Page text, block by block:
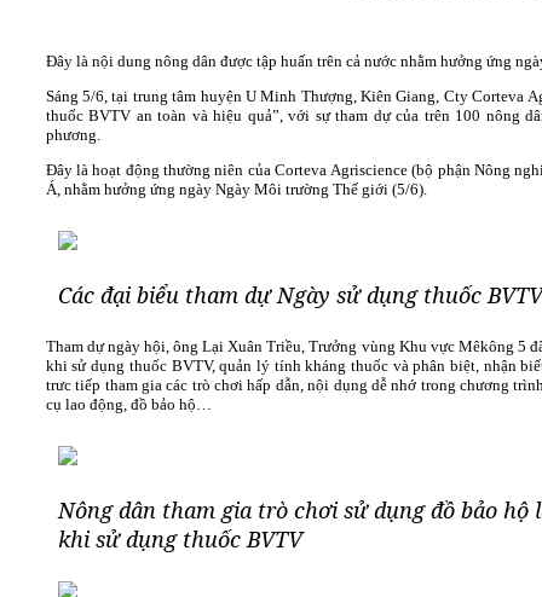
Đây là nội dung nông dân được tập huấn trên cả nước nhằm hưởng ứng
Sáng 5/6, tại trung tâm huyện U Minh Thượng, Kiên Giang, Cty Corteva
thuốc BVTV an toàn và hiệu quả”, với sự tham dự của trên 100 nông
phương.
Đây là hoạt động thường niên của Corteva Agriscience (bộ phận Nông
Á, nhằm hưởng ứng ngày Ngày Môi trường Thế giới (5/6).
Các đại biểu tham dự Ngày sử dụng thuốc
Tham dự ngày hội, ông Lại Xuân Triều, Trưởng vùng Khu vực Mêkông 5
khi sử dụng thuốc BVTV, quản lý tính kháng thuốc và phân biệt, nhận
trưc tiếp tham gia các trò chơi hấp dẫn, nội dụng dễ nhớ trong chương
cụ lao động, đồ bảo hộ…
Nông dân tham gia trò chơi sử dụng đồ bảo hộ
khi sử dụng thuốc BVTV